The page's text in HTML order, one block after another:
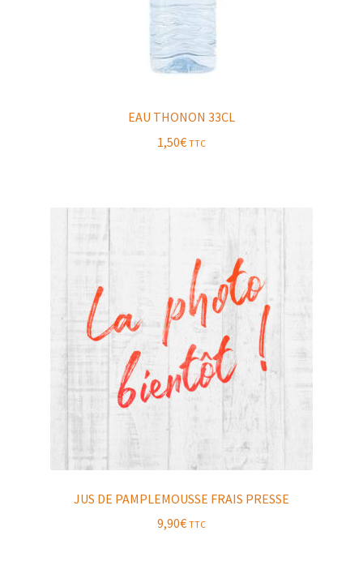
EAU THONON 33CL
1,50€ TTC
JUS DE PAMPLEMOUSSE FRAIS PRESSE
9,90€ TTC